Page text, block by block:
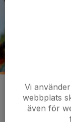
Kommentarer
Vi
webbplats
även för